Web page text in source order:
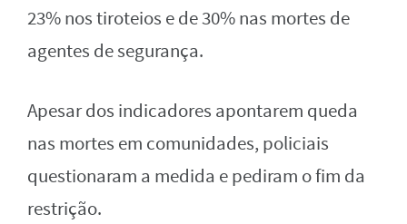
23% nos tiroteios e de 30% nas mortes de
agentes de segurança.
Apesar dos indicadores apontarem queda
nas mortes em comunidades, policiais
questionaram a medida e pediram o fim da
restrição.